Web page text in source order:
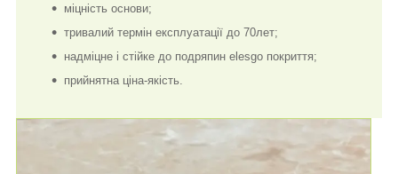
міцність основи;
тривалий термін експлуатації до 70лет;
надміцне і стійке до подряпин elesgo покриття;
прийнятна ціна-якість.